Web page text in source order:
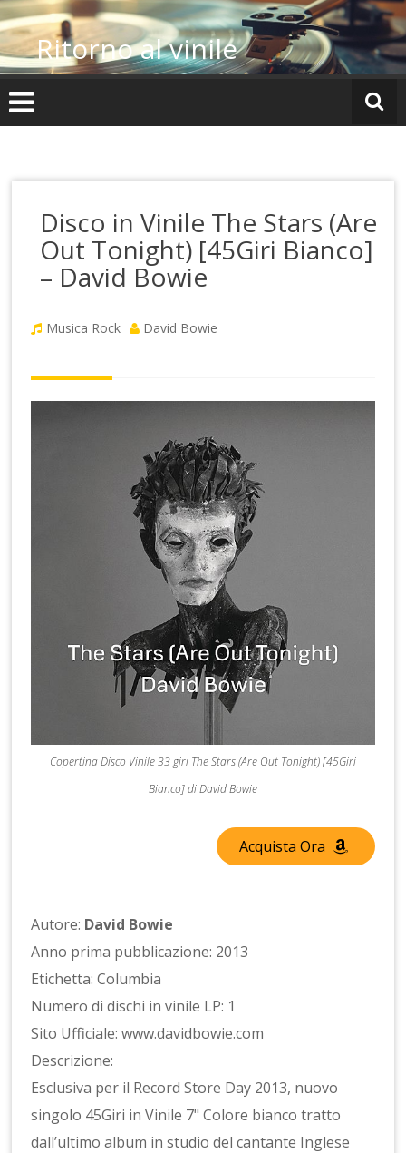
Vai
al
contenutoRitorno al vinile
Disco in Vinile The Stars (Are
Out Tonight) [45Giri Bianco]
– David Bowie
Musica Rock David Bowie
Copertina Disco Vinile 33 giri The Stars (Are Out Tonight) [45Giri
Bianco] di David Bowie
Acquista Ora
Autore: David Bowie
Anno prima pubblicazione: 2013
Etichetta: Columbia
Numero di dischi in vinile LP: 1
Sito Ufficiale: www.davidbowie.com
Descrizione:
Esclusiva per il Record Store Day 2013, nuovo
singolo 45Giri in Vinile 7" Colore bianco tratto
dall’ultimo album in studio del cantante Inglese